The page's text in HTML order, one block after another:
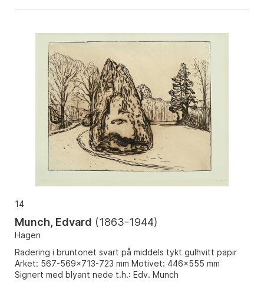
14
Munch, Edvard (1863-1944)
Hagen
Radering i bruntonet svart på middels tykt gulhvitt papir
Arket: 567-569x713-723 mm Motivet: 446x555 mm
Signert med blyant nede t.h.: Edv. Munch